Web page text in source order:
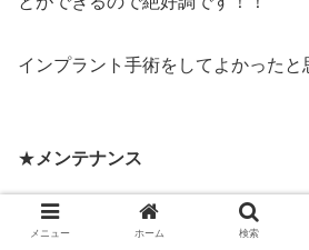
インプラント手術をしてよかったと
★ メンテナンス
メンテンナンスは、いわゆる一般
メニュー ホーム 検索